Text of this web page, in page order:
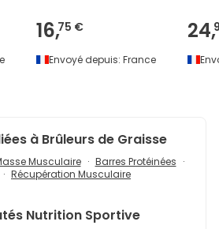
16,75 €
Envoyé depuis: France
24,
à Brûleurs de Graisse
Musculaire
Barres Protéinées
Récupération Musculaire
Nutrition Sportive